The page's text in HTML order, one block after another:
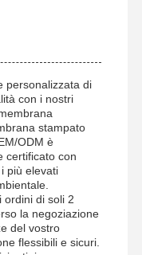
personalizzata di
con i nostri
stampato
ODM è
certificato con
più elevati
ordini di soli 2
la negoziazione
del vostro
flessibili e sicuri.